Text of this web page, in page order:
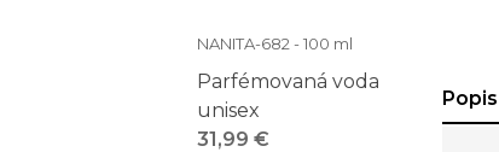
NANITA-682 - 100 ml
Parfémovaná voda
unisex
31,99 €